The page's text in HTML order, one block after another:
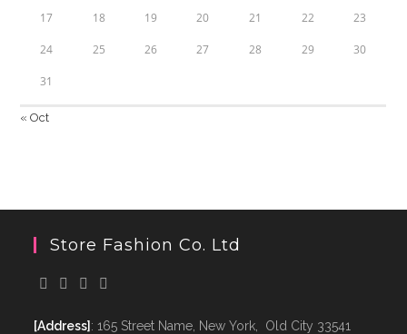
17 18 19 20 21 22 23
24 25 26 27 28 29 30
31
« Oct
Store Fashion Co. Ltd
[Address]: 165 Street Name, New York, Old City 33541